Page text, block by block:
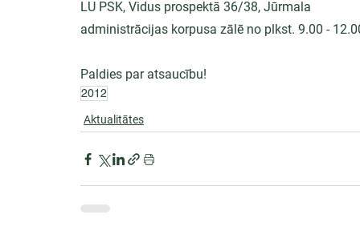
LU PSK, Vidus prospektā 36/38, Jūrmala
administrācijas korpusa zālē no plkst. 9.00 -
Paldies par atsaucību!
2012
Aktualitātes